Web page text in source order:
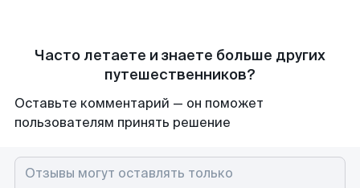
Часто летаете и знаете больше других
путешественников?
Оставьте комментарий — он поможет
пользователям принять решение